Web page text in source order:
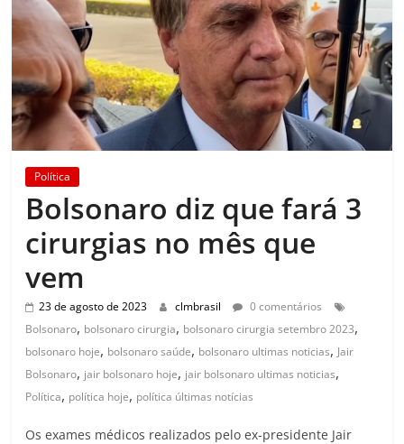
Política
Bolsonaro diz que fará 3
cirurgias no mês que
vem
23 de agosto de 2023 clmbrasil
0 comentários
Bolsonaro, bolsonaro cirurgia, bolsonaro cirurgia setembro 2023,
bolsonaro hoje, bolsonaro saúde, bolsonaro ultimas noticias, Jair
Bolsonaro, jair bolsonaro hoje, jair bolsonaro ultimas noticias,
Política, política hoje, política últimas notícias
Os exames médicos realizados pelo ex-presidente Jair